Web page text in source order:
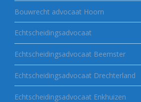
Bouwrecht advocaat Hoorn
Echtscheidingsadvocaat
Echtscheidingsadvocaat Beemster
Echtscheidingsadvocaat Drechterland
Echtscheidingsadvocaat Enkhuizen